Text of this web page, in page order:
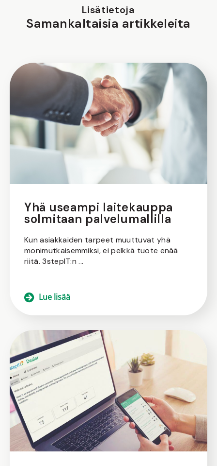
Lisätietoja
Samankaltaisia artikkeleita
Yhä useampi laitekauppa
solmitaan palvelumallilla
Kun asiakkaiden tarpeet muuttuvat yhä
monimutkaisemmiksi, ei pelkkä tuote enää
riitä. 3stepIT:n ...
Lue lisää